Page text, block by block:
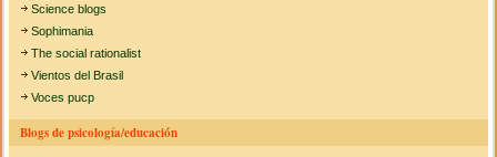
Science blogs
Sophimania
The social rationalist
Vientos del Brasil
Voces pucp
Blogs de psicología/educación